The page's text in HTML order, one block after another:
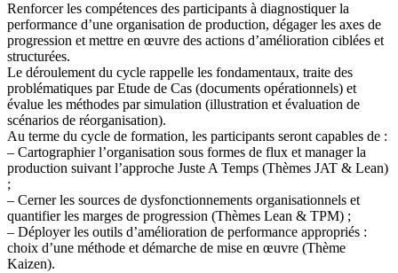
Renforcer les compétences des participants à diagnostiquer la
performance d’une organisation de production, dégager les axes de
progression et mettre en œuvre des actions d’amélioration ciblées et
structurées.
Le déroulement du cycle rappelle les fondamentaux, traite des
problématiques par Etude de Cas (documents opérationnels) et
évalue les méthodes par simulation (illustration et évaluation de
scénarios de réorganisation).
Au terme du cycle de formation, les participants seront capables de :
– Cartographier l’organisation sous formes de flux et manager la
production suivant l’approche Juste A Temps (Thèmes JAT & Lean)
;
– Cerner les sources de dysfonctionnements organisationnels et
quantifier les marges de progression (Thèmes Lean & TPM) ;
– Déployer les outils d’amélioration de performance appropriés :
choix d’une méthode et démarche de mise en œuvre (Thème
Kaizen).